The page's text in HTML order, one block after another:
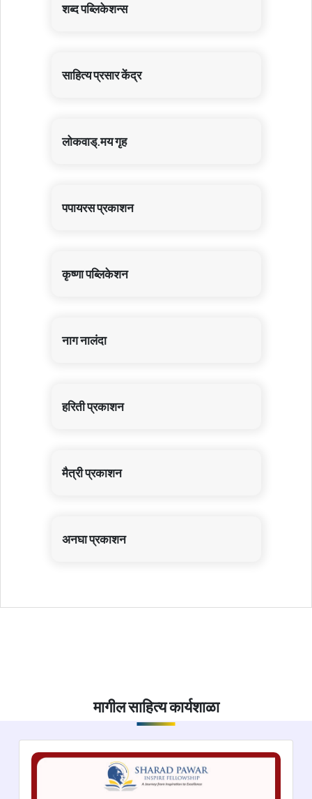
शब्द पब्लिकेशन्स
साहित्य प्रसार केंद्र
लोकवाड्.मय गृह
पपायरस प्रकाशन
कृष्णा पब्लिकेशन
नाग नालंदा
हरिती प्रकाशन
मैत्री प्रकाशन
अनघा प्रकाशन
मागील साहित्य कार्यशाळा